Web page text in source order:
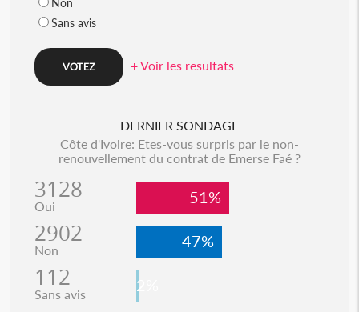
Non
Sans avis
+ Voir les resultats
DERNIER SONDAGE
Côte d'Ivoire: Etes-vous surpris par le non-
renouvellement du contrat de Emerse Faé ?
3128
Oui 51%
2902
Non 47%
112
Sans avis 2%